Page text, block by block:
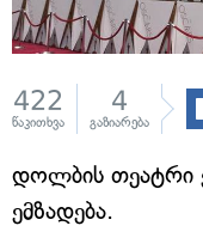
422
წაკითხვა
4
გაზიარება
დოლბის თეატრი
ემზადება.